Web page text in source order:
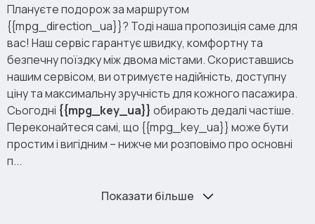
Плануєте подорож за маршрутом
{{mpg_direction_ua}}? Тоді наша пропозиція саме для
вас! Наш сервіс гарантує швидку, комфортну та
безпечну поїздку між двома містами. Скориставшись
нашим сервісом, ви отримуєте надійність, доступну
ціну та максимальну зручність для кожного пасажира.
Сьогодні {{mpg_key_ua}} обирають дедалі частіше.
Переконайтеся самі, що {{mpg_key_ua}} може бути
простим і вигідним – нижче ми розповімо про основні
п...
Показати більше